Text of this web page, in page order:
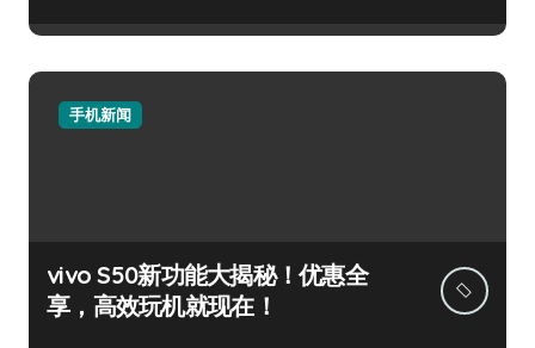
手机新闻
vivo S50新功能大揭秘！优惠全
享，高效玩机就现在！